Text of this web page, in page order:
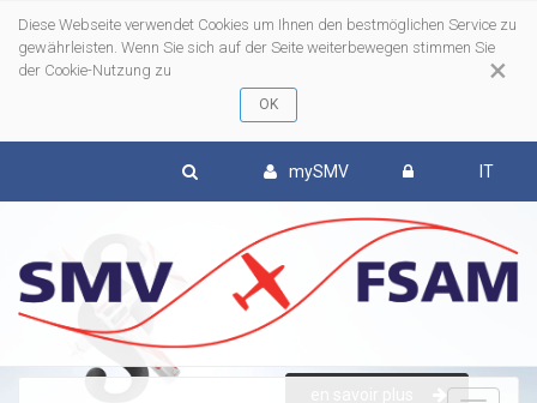
×
Diese Webseite verwendet Cookies um Ihnen den bestmöglichen Service zu
gewährleisten. Wenn Sie sich auf der Seite weiterbewegen stimmen Sie
der Cookie-Nutzung zu
mySMV IT